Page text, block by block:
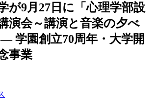
が9月27日に「心理学部設
演会～講演と音楽の夕べ
学園創立70周年・大学開
事業